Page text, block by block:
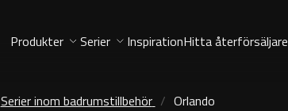
Produkter Serier InspirationHitta återförsäljare
Serier inom badrumstillbehör Orlando